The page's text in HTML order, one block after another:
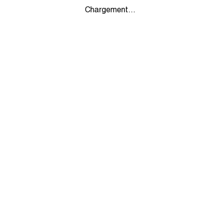
Chargement...